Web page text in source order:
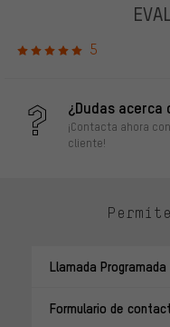
5
¿Dudas
¡Contacta ahora
cliente!
Llamada Programada
Formulario de